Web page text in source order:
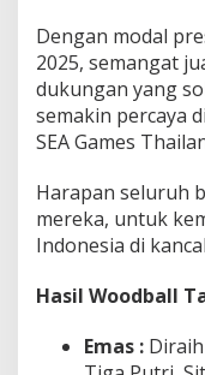
Dengan modal
2025, semangat
dukungan yang
semakin percaya
SEA Games
Harapan seluruh
mereka, untuk
Indonesia di
Hasil Woodball
Emas :